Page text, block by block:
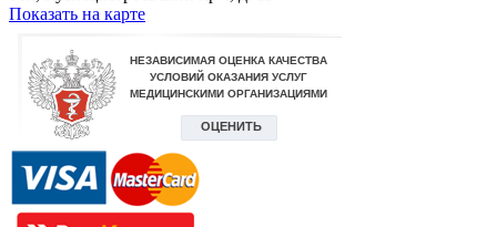
Показать на карте